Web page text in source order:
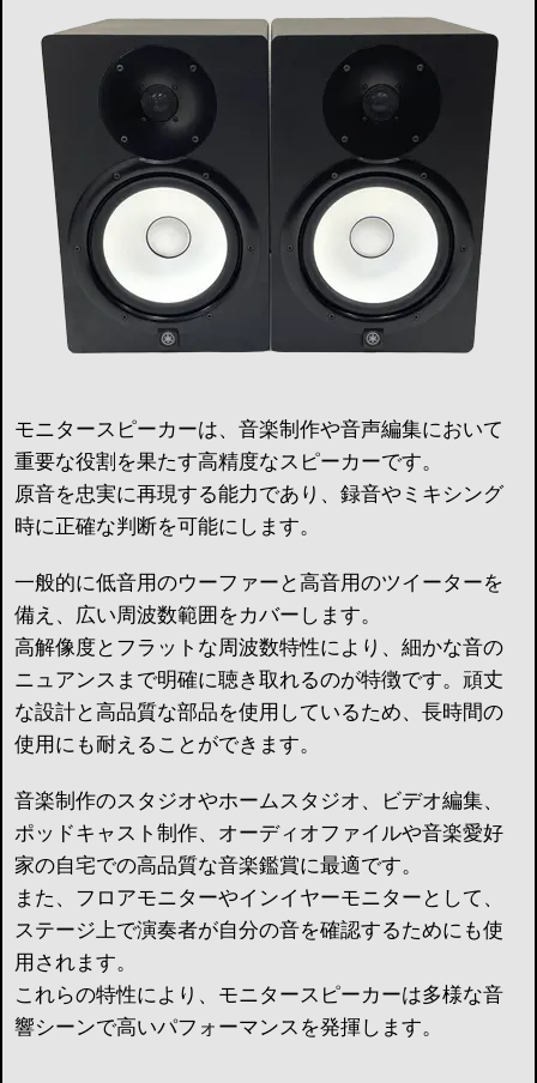
モニタースピーカーは、音楽制作や音声編集において
重要な役割を果たす高精度なスピーカーです。
原音を忠実に再現する能力であり、録音やミキシング
時に正確な判断を可能にします。
一般的に低音用のウーファーと高音用のツイーターを
備え、広い周波数範囲をカバーします。
高解像度とフラットな周波数特性により、細かな音の
ニュアンスまで明確に聴き取れるのが特徴です。頑丈
な設計と高品質な部品を使用しているため、長時間の
使用にも耐えることができます。
音楽制作のスタジオやホームスタジオ、ビデオ編集、
ポッドキャスト制作、オーディオファイルや音楽愛好
家の自宅での高品質な音楽鑑賞に最適です。
また、フロアモニターやインイヤーモニターとして、
ステージ上で演奏者が自分の音を確認するためにも使
用されます。
これらの特性により、モニタースピーカーは多様な音
響シーンで高いパフォーマンスを発揮します。